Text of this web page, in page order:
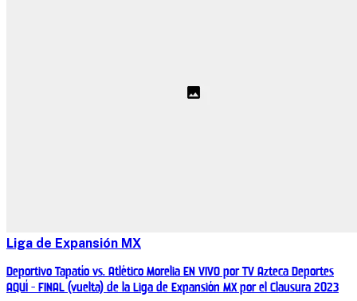
Liga de Expansión MX
Deportivo Tapatío vs. Atlético Morelia EN VIVO por TV Azteca Deportes
AQUÍ - FINAL (vuelta) de la Liga de Expansión MX por el Clausura 2023